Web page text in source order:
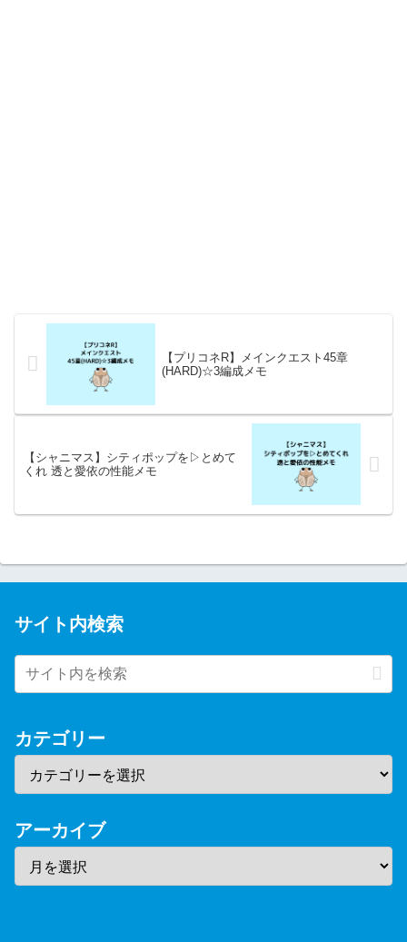
【プリコネR】メインクエスト45章
(HARD)☆3編成メモ
【シャニマス】シティポップを▷とめて
くれ 透と愛依の性能メモ
サイト内検索
カテゴリー
アーカイブ